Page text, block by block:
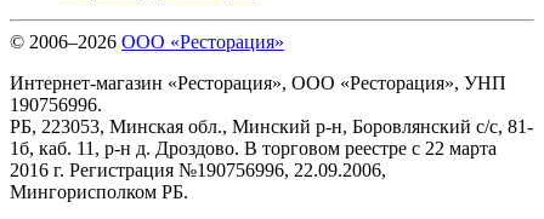
© 2006–2026 ООО «Ресторация»
Интернет-магазин «Ресторация», ООО «Ресторация», УНП
190756996.
РБ, 223053, Минская обл., Минский р-н, Боровлянский с/с, 81-
1б, каб. 11, р-н д. Дроздово. В торговом реестре с 22 марта
2016 г. Регистрация №190756996, 22.09.2006,
Мингорисполком РБ.